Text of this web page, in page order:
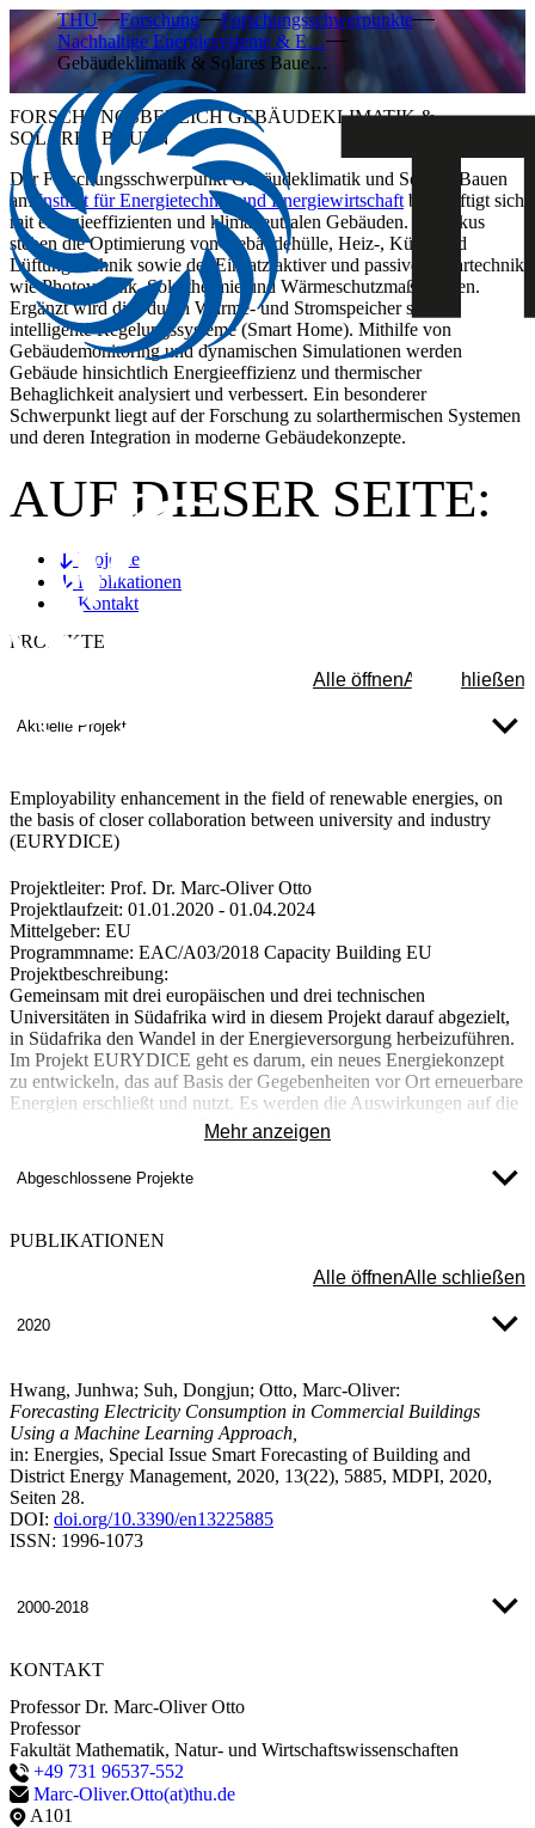
THU Forschung
Forschungsschwerpunkte
Nachhaltige Energiesysteme & E…
Gebäudeklimatik & Solares Baue…
FORSCHUNGSBEREICH GEBÄUDEKLIMATIK &
SOLARES BAUEN
Der Forschungsschwerpunkt Gebäudeklimatik und Solares Bauen
am Institut für Energietechnik und Energiewirtschaft beschäftigt sich
mit energieeffizienten und klimaneutralen Gebäuden. Im Fokus
stehen die Optimierung von Gebäudehülle, Heiz-, Kühl- und
Lüftungstechnik sowie der Einsatz aktiver und passiver Solartechnik
wie Photovoltaik, Solarthermie und Wärmeschutzmaßnahmen.
Ergänzt wird dies durch Wärme- und Stromspeicher sowie
intelligente Regelungssysteme (Smart Home). Mithilfe von
Gebäudemonitoring und dynamischen Simulationen werden
Gebäude hinsichtlich Energieeffizienz und thermischer
Behaglichkeit analysiert und verbessert. Ein besonderer
Schwerpunkt liegt auf der Forschung zu solarthermischen Systemen
und deren Integration in moderne Gebäudekonzepte.
AUF DIESER SEITE:
Projekte
Publikationen
Kontakt
PROJEKTE
Alle öffnenAlle schließen
Aktuelle Projekte
Employability enhancement in the field of renewable energies, on
the basis of closer collaboration between university and industry
(EURYDICE)
Projektleiter: Prof. Dr. Marc-Oliver Otto
Projektlaufzeit: 01.01.2020 - 01.04.2024
Mittelgeber: EU
Programmname: EAC/A03/2018 Capacity Building EU
Projektbeschreibung:
Gemeinsam mit drei europäischen und drei technischen
Universitäten in Südafrika wird in diesem Projekt darauf abgezielt,
in Südafrika den Wandel in der Energieversorgung herbeizuführen.
Im Projekt EURYDICE geht es darum, ein neues Energiekonzept
zu entwickeln, das auf Basis der Gegebenheiten vor Ort erneuerbare
Energien erschließt und nutzt. Es werden die Auswirkungen auf die
regionale Industrie und Wirtschaft ebenso erforscht, wie die
Investitionsnotwendigkeiten in Verteilnetze und andere
Infrastrukturmaßnahmen (neue Investitionen, Beschäftigung, neue
Bildungskonzepte,…). Basierend auf der Infrastruktur in den Off-
entwickelt werden, auf dem eine möglichst selbständige und
nachhaltige Energieversorgung möglich ist.
Mehr anzeigen
Abgeschlossene Projekte
PUBLIKATIONEN
Alle öffnenAlle schließen
2020
Hwang, Junhwa; Suh, Dongjun; Otto, Marc-Oliver:
Forecasting Electricity Consumption in Commercial Buildings
Using a Machine Learning Approach,
in: Energies, Special Issue Smart Forecasting of Building and
District Energy Management, 2020, 13(22), 5885, MDPI, 2020,
Seiten 28.
DOI: doi.org/10.3390/en13225885
ISSN: 1996-1073
2000-2018
KONTAKT
Professor Dr. Marc-Oliver Otto
Professor
Fakultät Mathematik, Natur- und Wirtschaftswissenschaften
+49 731 96537-552
Marc-Oliver.Otto(at)thu.de
A101